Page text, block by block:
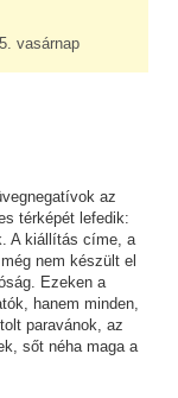
vasárnap
az
térképét lefedik:
A kiállítás címe, a
nem készült el
Ezeken a
hanem minden,
paravánok, az
sőt néha maga a